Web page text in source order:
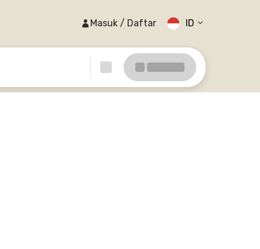
Masuk / Daftar ID